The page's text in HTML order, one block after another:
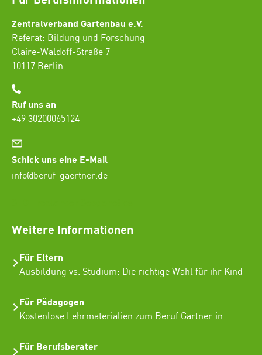
Zentralverband Gartenbau e.V.
Referat: Bildung und Forschung
Claire-Waldoff-Straße 7
10117 Berlin
Ruf uns an
+49 30200065124
Schick uns eine E-Mail
info@beruf-gaertner.de
Weitere Informationen
Für Eltern
Ausbildung vs. Studium: Die richtige Wahl für ihr Kind
Für Pädagogen
Kostenlose Lehrmaterialien zum Beruf Gärtner:in
Für Berufsberater